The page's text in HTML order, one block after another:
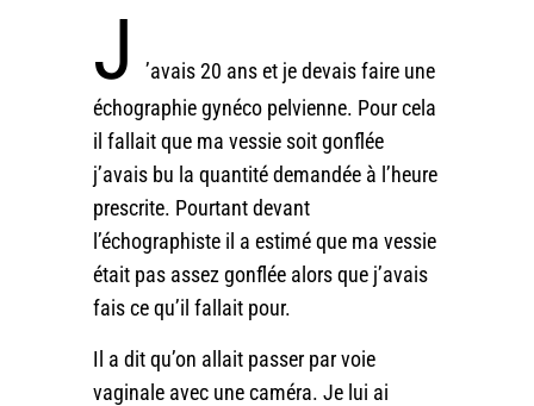
J
’avais 20 ans et je devais faire une
échographie gynéco pelvienne. Pour cela
il fallait que ma vessie soit gonflée
j’avais bu la quantité demandée à l’heure
prescrite. Pourtant devant
l’échographiste il a estimé que ma vessie
était pas assez gonflée alors que j’avais
fais ce qu’il fallait pour.
Il a dit qu’on allait passer par voie
vaginale avec une caméra. Je lui ai